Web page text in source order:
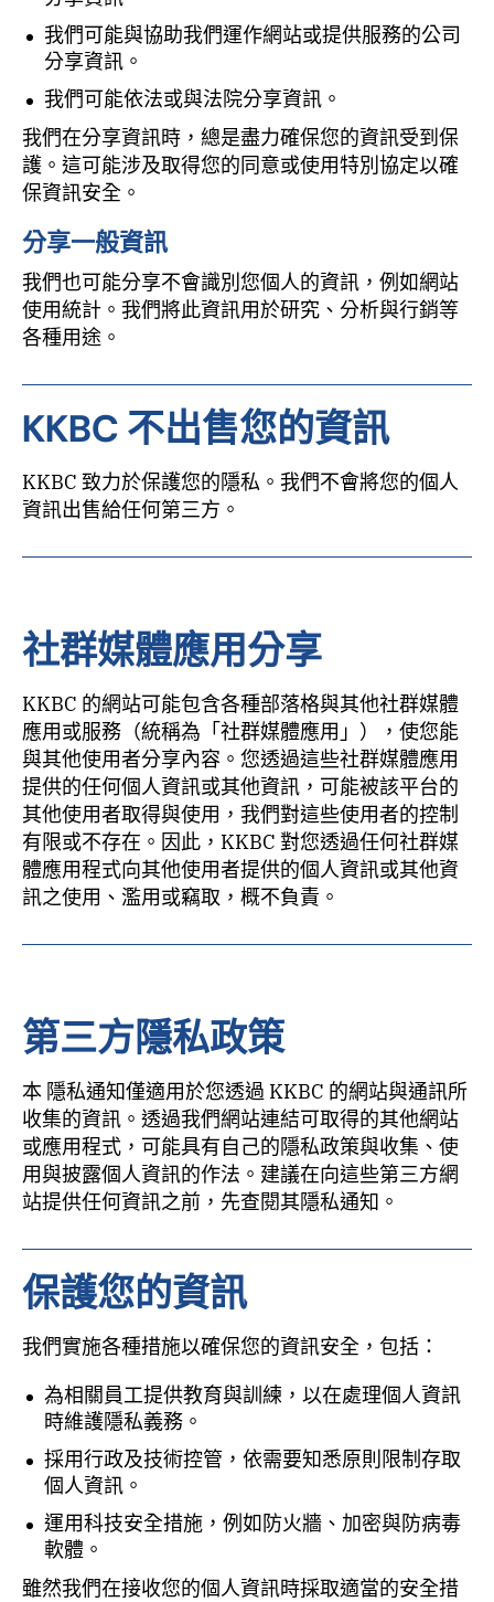
我們可能與協助我們運作網站或提供服務的公司
分享資訊。
我們可能依法或與法院分享資訊。
我們在分享資訊時，總是盡力確保您的資訊受到保
護。這可能涉及取得您的同意或使用特別協定以確
保資訊安全。
分享一般資訊
我們也可能分享不會識別您個人的資訊，例如網站
使用統計。我們將此資訊用於研究、分析與行銷等
各種用途。
KKBC 不出售您的資訊
KKBC 致力於保護您的隱私。我們不會將您的個人
資訊出售給任何第三方。
社群媒體應用分享
KKBC 的網站可能包含各種部落格與其他社群媒體
應用或服務（統稱為「社群媒體應用」），使您能
與其他使用者分享內容。您透過這些社群媒體應用
提供的任何個人資訊或其他資訊，可能被該平台的
其他使用者取得與使用，我們對這些使用者的控制
有限或不存在。因此，KKBC 對您透過任何社群媒
體應用程式向其他使用者提供的個人資訊或其他資
訊之使用、濫用或竊取，概不負責。
第三方隱私政策
本 隱私通知僅適用於您透過 KKBC 的網站與通訊所
收集的資訊。透過我們網站連結可取得的其他網站
或應用程式，可能具有自己的隱私政策與收集、使
用與披露個人資訊的作法。建議在向這些第三方網
站提供任何資訊之前，先查閱其隱私通知。
保護您的資訊
我們實施各種措施以確保您的資訊安全，包括：
為相關員工提供教育與訓練，以在處理個人資訊
時維護隱私義務。
採用行政及技術控管，依需要知悉原則限制存取
個人資訊。
運用科技安全措施，例如防火牆、加密與防病毒
軟體。
雖然我們在接收您的個人資訊時採取適當的安全措